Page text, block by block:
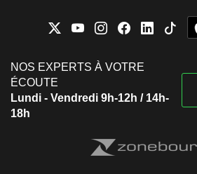
NOS EXPERTS À VOTRE
ÉCOUTE
Lundi - Vendredi 9h-12h / 14h-
18h